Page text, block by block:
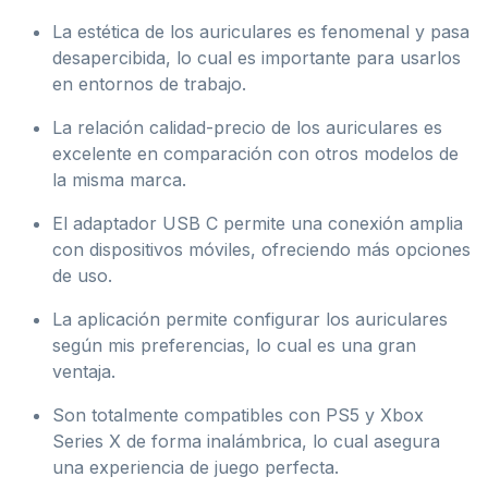
La estética de los auriculares es fenomenal y pasa
desapercibida, lo cual es importante para usarlos
en entornos de trabajo.
La relación calidad-precio de los auriculares es
excelente en comparación con otros modelos de
la misma marca.
El adaptador USB C permite una conexión amplia
con dispositivos móviles, ofreciendo más opciones
de uso.
La aplicación permite configurar los auriculares
según mis preferencias, lo cual es una gran
ventaja.
Son totalmente compatibles con PS5 y Xbox
Series X de forma inalámbrica, lo cual asegura
una experiencia de juego perfecta.